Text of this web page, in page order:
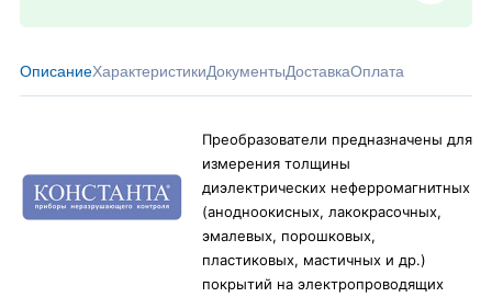
ОписаниеХарактеристикиДокументыДоставкаОплата
Преобразователи предназначены для
измерения толщины
диэлектрических неферромагнитных
(анодноокисных, лакокрасочных,
эмалевых, порошковых,
пластиковых, мастичных и др.)
покрытий на электропроводящих